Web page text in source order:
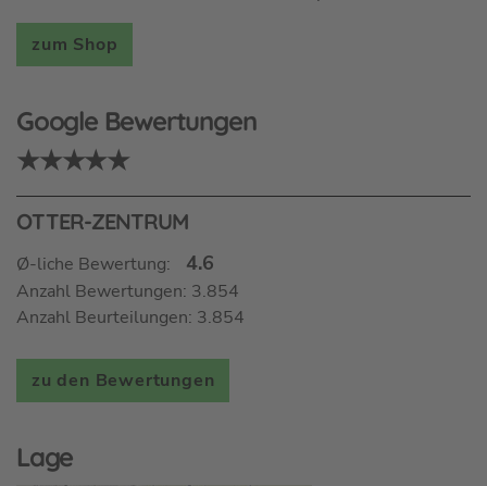
zum Shop
Google Bewertungen
★★★★★
OTTER-ZENTRUM
Ø-liche Bewertung: 4.6
Anzahl Bewertungen: 3.854
Anzahl Beurteilungen: 3.854
zu den Bewertungen
Lage